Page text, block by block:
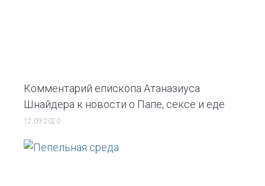
Комментарий епископа Атаназиуса
Шнайдера к новости о Папе, сексе и еде
12.09.2020